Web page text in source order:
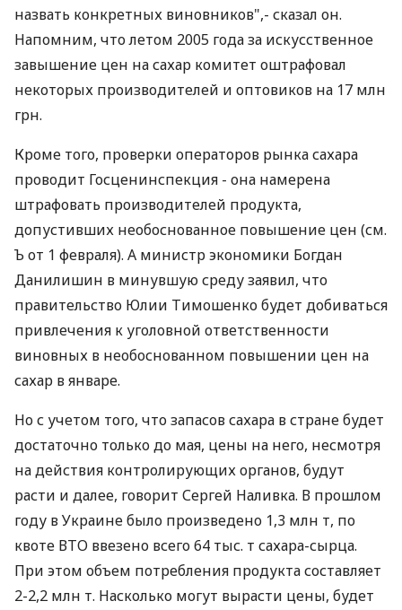
назвать конкретных виновников",- сказал он.
Напомним, что летом 2005 года за искусственное
завышение цен на сахар комитет оштрафовал
некоторых производителей и оптовиков на 17 млн
грн.
Кроме того, проверки операторов рынка сахара
проводит Госценинспекция - она намерена
штрафовать производителей продукта,
допустивших необоснованное повышение цен (см.
Ъ от 1 февраля). А министр экономики Богдан
Данилишин в минувшую среду заявил, что
правительство Юлии Тимошенко будет добиваться
привлечения к уголовной ответственности
виновных в необоснованном повышении цен на
сахар в январе.
Но с учетом того, что запасов сахара в стране будет
достаточно только до мая, цены на него, несмотря
на действия контролирующих органов, будут
расти и далее, говорит Сергей Наливка. В прошлом
году в Украине было произведено 1,3 млн т, по
квоте ВТО ввезено всего 64 тыс. т сахара-сырца.
При этом объем потребления продукта составляет
2-2,2 млн т. Насколько могут вырасти цены, будет